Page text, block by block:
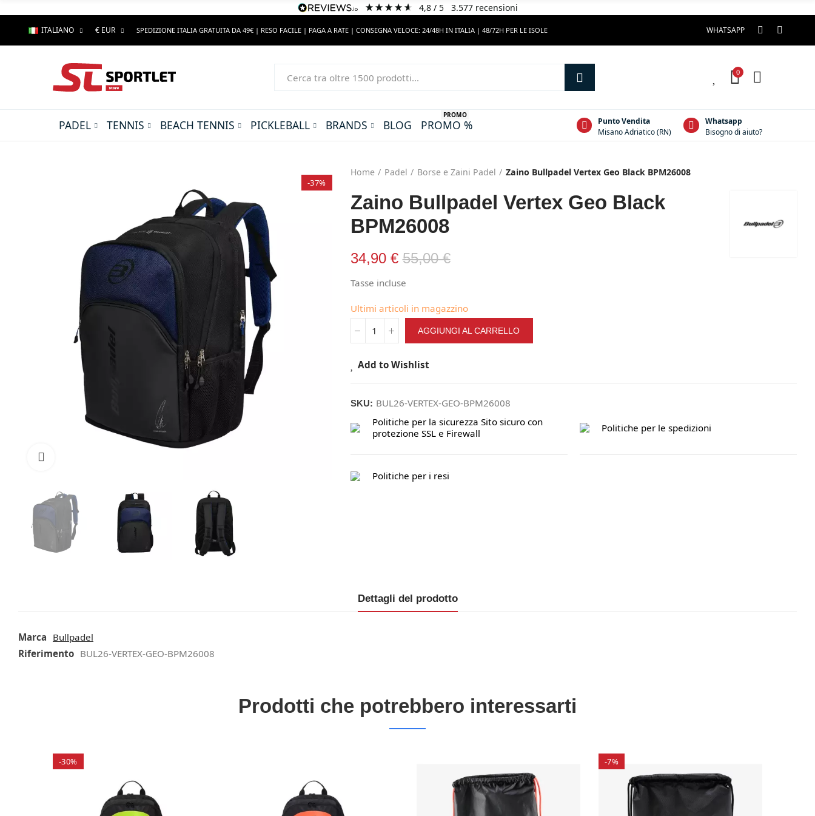
4,8/ 5 3.577 recensioni
ITALIANO € EUR SPEDIZIONE ITALIA GRATUITA DA 49€ | RESO FACILE | PAGA A RATE | CONSEGNA VELOCE: 24/48H IN ITALIA | 48/72H PER LE ISOLE WHATSAPP
0
PADEL TENNIS BEACH TENNIS PICKLEBALL BRANDS BLOG PROMO %
PROMO
Punto Vendita
Misano Adriatico (RN)
Whatsapp
Bisogno di aiuto?
-37%
Home Padel Borse e Zaini Padel Zaino Bullpadel Vertex Geo Black BPM26008
Zaino Bullpadel Vertex Geo Black
BPM26008
34,90 €55,00 €
Tasse incluse
Ultimi articoli in magazzino
AGGIUNGI AL CARRELLO
Add to Wishlist
SKU: BUL26-VERTEX-GEO-BPM26008
Politiche per la sicurezza Sito sicuro con
protezione SSL e Firewall
Politiche per le spedizioni
Politiche per i resi
Dettagli del prodotto
Marca Bullpadel
Riferimento BUL26-VERTEX-GEO-BPM26008
Prodotti che potrebbero interessarti
-30% -7%